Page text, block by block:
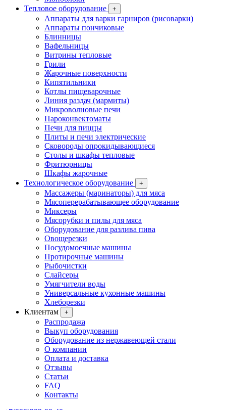
Тепловое оборудование
+
Аппараты для варки гарниров (рисоварки)
Аппараты пончиковые
Блинницы
Вафельницы
Витрины тепловые
Грили
Жарочные поверхности
Кипятильники
Котлы пищеварочные
Линия раздач (мармиты)
Микроволновые печи
Пароконвектоматы
Печи для пиццы
Плиты и печи электрические
Сковороды опрокидывающиеся
Столы и шкафы тепловые
Фритюрницы
Шкафы жарочные
Технологическое оборудование
+
Массажеры (маринаторы) для мяса
Мясоперерабатывающее оборудование
Миксеры
Мясорубки и пилы для мяса
Оборудование для разлива пива
Овощерезки
Посудомоечные машины
Протирочные машины
Рыбочистки
Слайсеры
Умягчители воды
Универсальные кухонные машины
Хлеборезки
Клиентам
+
Распродажа
Выкуп оборудования
Оборудование из нержавеющей стали
О компании
Оплата и доставка
Отзывы
Статьи
FAQ
Контакты